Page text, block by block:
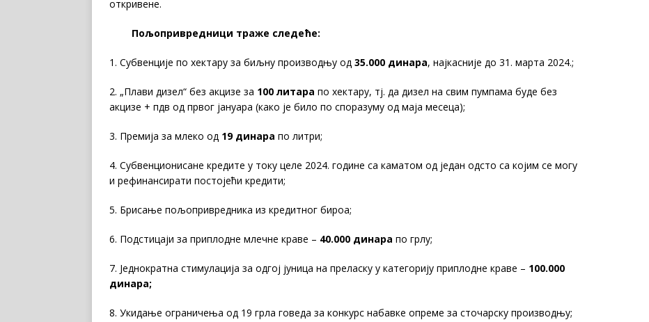
откривене.
Пољопривредници траже следеће:
1. Субвенције по хектару за биљну производњу од 35.000 динара, најкасније до 31. марта 2024.;
2. „Плави дизел“ без акцизе за 100 литара по хектару, тј. да дизел на свим пумпама буде без
акцизе + пдв од првог јануара (како је било по споразуму од маја месеца);
3. Премија за млеко од 19 динара по литри;
4. Субвенционисане кредите у току целе 2024. године са каматом од један одсто са којим се могу
и рефинансирати постојећи кредити;
5. Брисање пољопривредника из кредитног бироа;
6. Подстицаји за приплодне млечне краве – 40.000 динара по грлу;
7. Једнократна стимулација за одгој јуница на преласку у категорију приплодне краве – 100.000
динара;
8. Укидање ограничења од 19 грла говеда за конкурс набавке опреме за сточарску производњу;